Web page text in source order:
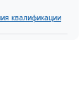
квалификации